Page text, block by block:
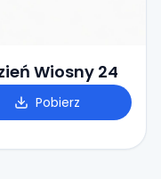
Wiosny 24
Pobierz